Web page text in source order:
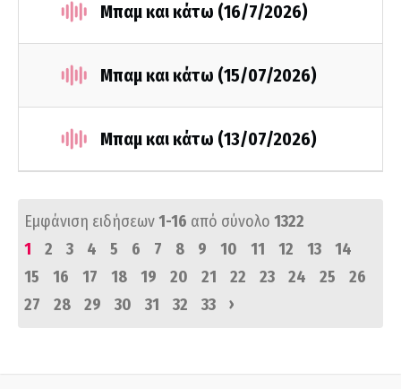
Μπαμ και κάτω (16/7/2026)
Μπαμ και κάτω (15/07/2026)
Μπαμ και κάτω (13/07/2026)
Εμφάνιση ειδήσεων1-16 από σύνολο 1322
1
2 3 4 5 6 7 8 9 10 11 12 13
14
15
16 17 18 19 20 21 22 23 24 25
26
27
28 29 30 31 32 33 ›